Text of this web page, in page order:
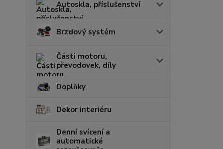
Autoskla, příslušenství
Brzdový systém
Části motoru,
převodovek, díly
Doplňky
Dekor interiéru
Denní svícení a
automatické